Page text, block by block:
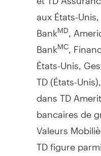
aux États-
BankMD ,
BankMC,
États-Unis,
TD (États-
dans TD
bancaires de
Valeurs
TD figure